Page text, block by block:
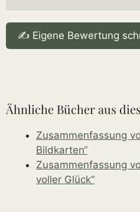
✍️ Eigene Bewertung
Ähnliche Bücher aus
Zusammenfassung
Bildkarten“
Zusammenfassung
voller Glück“